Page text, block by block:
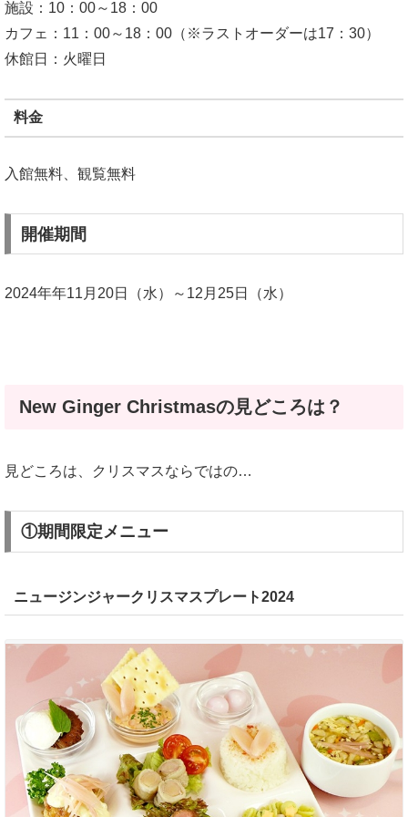
施設：10：00～18：00
カフェ：11：00～18：00（※ラストオーダーは17：30）
休館日：火曜日
料金
入館無料、観覧無料
開催期間
2024年年11月20日（水）～12月25日（水）
New Ginger Christmasの見どころは？
見どころは、クリスマスならではの…
①期間限定メニュー
ニュージンジャークリスマスプレート2024